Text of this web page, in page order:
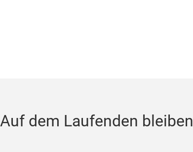
Auf dem Laufenden bleiben